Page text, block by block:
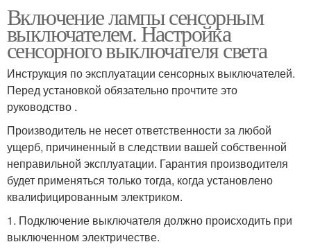
Включение лампы сенсорным
выключателем. Настройка
сенсорного выключателя света
Инструкция по эксплуатации сенсорных выключателей.
Перед установкой обязательно прочтите это
руководство .
Производитель не несет ответственности за любой
ущерб, причиненный в следствии вашей собственной
неправильной эксплуатации. Гарантия производителя
будет применяться только тогда, когда установлено
квалифицированным электриком.
1. Подключение выключателя должно происходить при
выключенном электричестве.